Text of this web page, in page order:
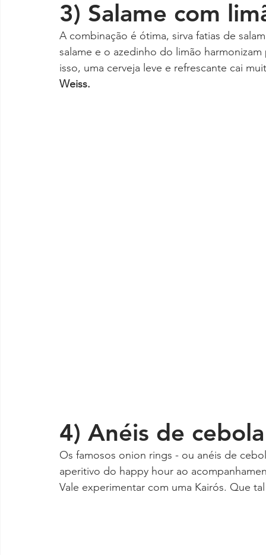
3) Salame com
A combinação é ótima, sirva fatias de
salame e o azedinho do limão
isso, uma cerveja leve e refrescante cai
Weiss.
4) Anéis de
Os famosos onion rings - ou anéis de
aperitivo do happy hour ao
Vale experimentar com uma Kairós. Que